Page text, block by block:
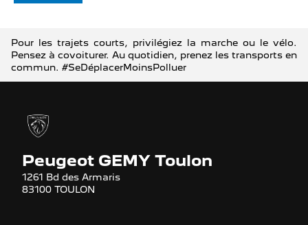
Pour les trajets courts, privilégiez la marche ou le vélo.
Pensez à covoiturer. Au quotidien, prenez les transports en
commun. #SeDéplacerMoinsPolluer
Peugeot GEMY Toulon
1261 Bd des Armaris
83100 TOULON